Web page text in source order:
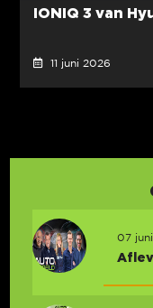
IONIQ 3 van
11 juni 2026
07